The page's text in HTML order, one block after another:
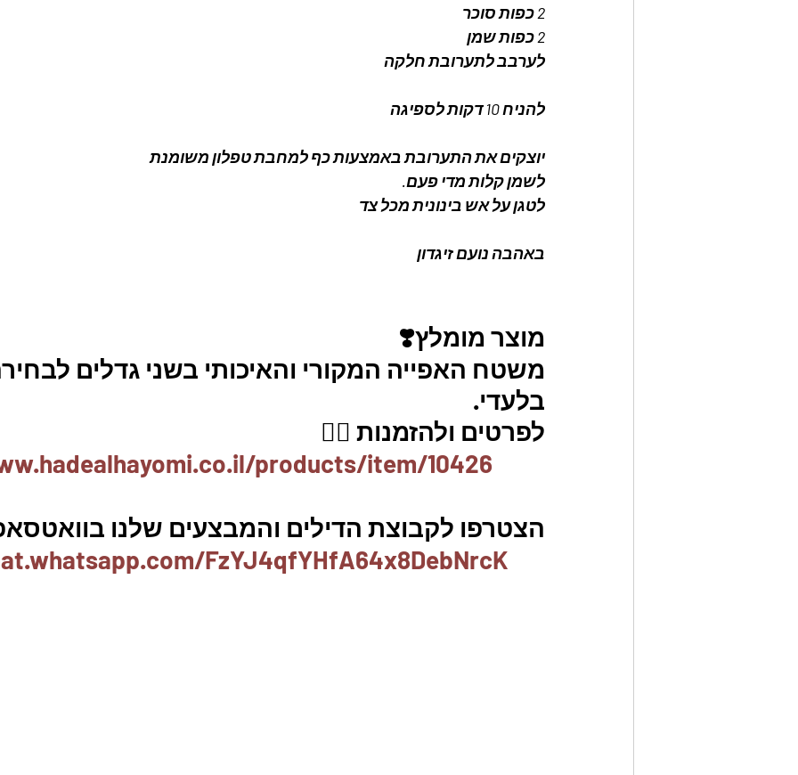
2 כפות סוכר
2 כפות שמן
לערבב לתערובת חלקה
להניח 10 דקות לספיגה
יוצקים את התערובת באמצעות כף למחבת טפלון משומנת
לשמן קלות מדי פעם.
לטגן על אש בינונית מכל צד
באהבה נועם זיגדון
מוצר מומלץ❣️
משטח האפייה המקורי והאיכותי בשני גדלים
בלעדי.
לפרטים ולהזמנות 👇🏼
products/item/10426
הצטרפו לקבוצת הדילים והמבצעים שלנו בוואטסאפ
FzYJ4qfYHfA64x8DebNrcK